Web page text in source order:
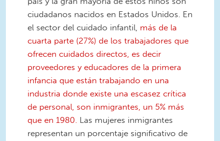
ciudadanos nacidos en Estados Unidos. En
el sector del cuidado infantil, más de la
cuarta parte (27%) de los trabajadores que
ofrecen cuidados directos, es decir
proveedores y educadores de la primera
infancia que están trabajando en una
industria donde existe una escasez crítica
de personal, son inmigrantes, un 5% más
que en 1980. Las mujeres inmigrantes
representan un porcentaje significativo de